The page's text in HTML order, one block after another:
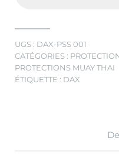
UGS : DAX-PSS 001
CATÉGORIES :
PROTECTIONS MUAY THAI
ÉTIQUETTE : DAX